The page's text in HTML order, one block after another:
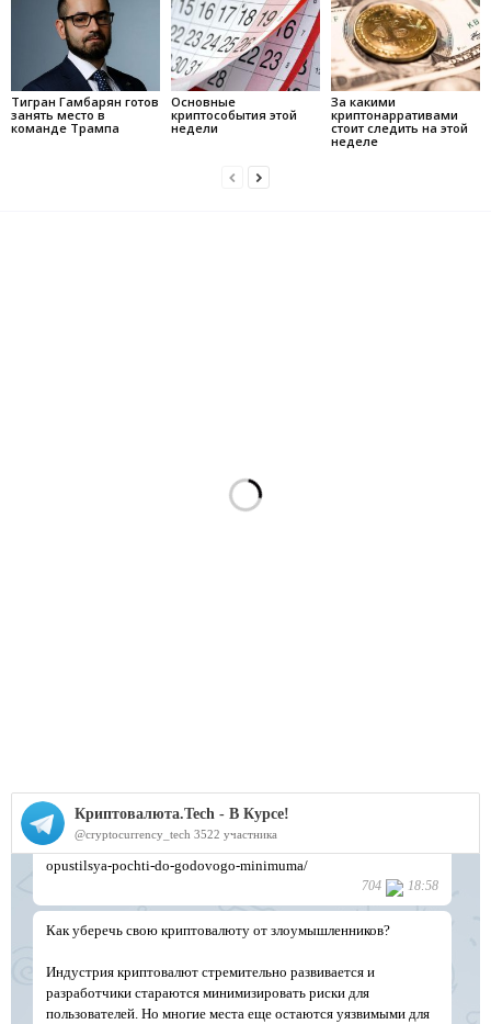
Тигран Гамбарян готов
занять место в
команде Трампа
Основные
криптособытия этой
недели
За какими
криптонарративами
стоит следить на этой
неделе